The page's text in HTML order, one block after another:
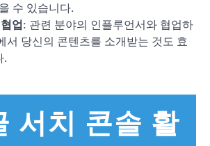
수 있습니다.
업 : 관련 분야의 인플루언서와 협업하
서 당신의 콘텐츠를 소개받는 것도 효
.
서치 콘솔 활